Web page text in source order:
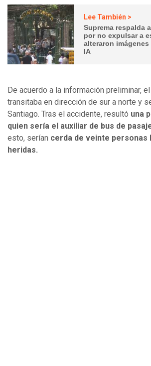
Lee También >
Suprema respalda
por no expulsar a
alteraron
IA
De acuerdo a la información preliminar,
transitaba en dirección de sur a norte y
Santiago. Tras el accidente, resultó una
quien sería el auxiliar de bus de
esto, serían cerda de veinte personas
heridas.